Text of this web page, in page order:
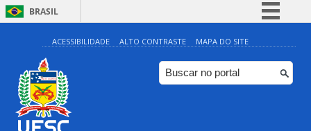
BRASIL
Simplifique!
Comunica BR
Participe
ACESSIBILIDADE ALTO CONTRASTE MAPA DO SITE